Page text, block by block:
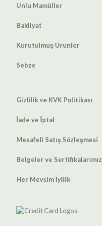
Unlu Mamüller
Bakliyat
Kurutulmuş Ürünler
Sebze
Gizlilik ve KVK Politikası
İade ve İptal
Mesafeli Satış Sözleşmesi
Belgeler ve Sertifikalarımız
Her Mevsim İyilik